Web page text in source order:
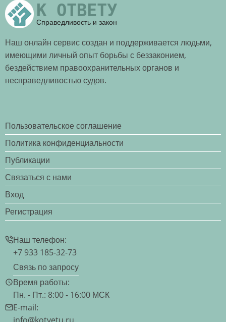
К ОТВЕТУ
Справедливость и закон
Наш онлайн сервис создан и поддерживается людьми,
имеющими личный опыт борьбы с беззаконием,
бездействием правоохранительных органов и
несправедливостью судов.
Пользовательское соглашение
Политика конфиденциальности
Публикации
Связаться с нами
Вход
Регистрация
Наш телефон:
+7 933 185-32-73
Связь по запросу
Время работы:
Пн. - Пт.: 8:00 - 16:00 МСК
E-mail: